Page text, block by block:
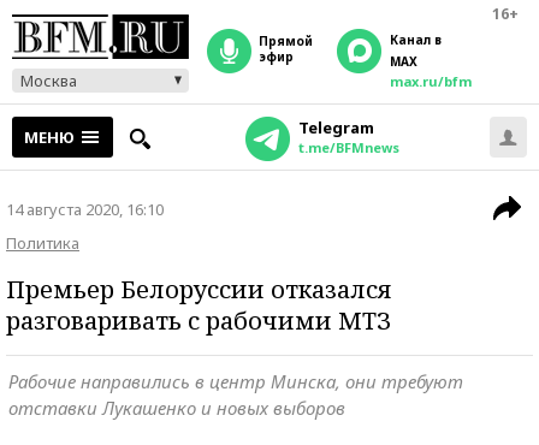
16+
Москва
прямой
эфир
Канал в
MAX
max.ru/bfm
МЕНЮ Telegram
t.me/BFMnews
14 августа 2020, 16:10
Политика
Премьер Белоруссии отказался
разговаривать с рабочими МТЗ
Рабочие направились в центр Минска, они требуют
отставки Лукашенко и новых выборов